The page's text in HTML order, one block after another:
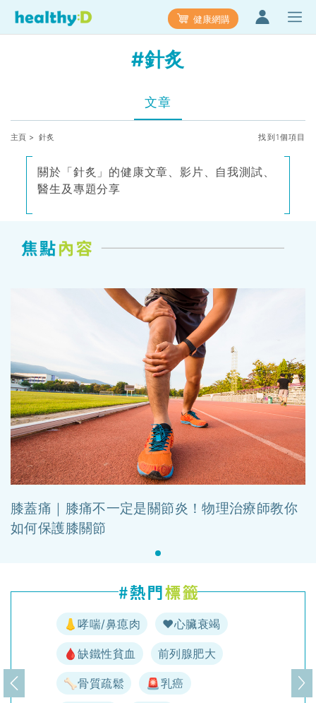
健康網購
#針炙
文章
主頁 > 針炙 找到1個項目
關於「針炙」的健康文章、影片、自我測試、
醫生及專題分享
膝蓋痛｜膝痛不一定是關節炎！物理治療師教你
如何保護膝關節
👃哮喘/鼻瘜肉 ♥️心臟衰竭
🩸缺鐵性貧血 前列腺肥大
🦴骨質疏鬆 🚨乳癌
上一頁 下